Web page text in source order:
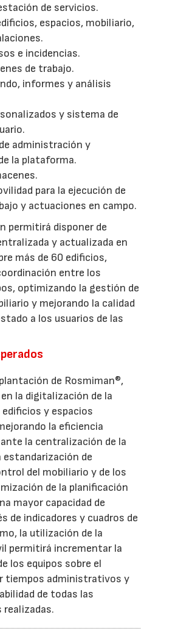
de servicios.
espacios, mobiliario,
e incidencias.
de trabajo.
informes y análisis
y sistema de
administración y
la plataforma.
para la ejecución de
y actuaciones en campo.
permitirá disponer de
y actualizada en
más de 60 edificios,
entre los
optimizando la gestión de
y mejorando la calidad
a los usuarios de las
de Rosmiman®,
la digitalización de la
y espacios
la eficiencia
la centralización de la
de
del mobiliario y de los
de la planificación
mayor capacidad de
de indicadores y cuadros de
la utilización de la
permitirá incrementar la
los equipos sobre el
tiempos administrativos y
de todas las